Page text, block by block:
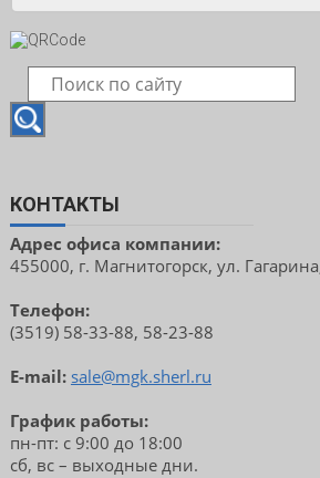
КОНТАКТЫ
Адрес офиса компании:
455000, г. Магнитогорск, ул.
Телефон:
(3519) 58-33-88, 58-23-88
E-mail: sale@mgk.sherl.ru
График работы:
пн-пт: с 9:00 до 18:00
сб, вс – выходные дни.